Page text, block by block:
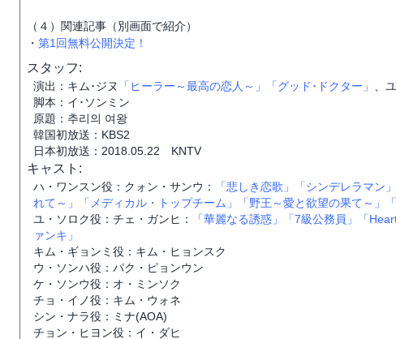
（４）関連記事（別画面で紹介）
・ 第1回無料公開決定！
スタッフ:
演出：キム･ジヌ 「ヒーラー～最高の恋人～」 「グッド･ドクター」
、
脚本：イ･ソンミン
原題：추리의 여왕
韓国初放送：KBS2
日本初放送：2018.05.22 KNTV
キャスト:
ハ・ワンスン役：クォン・サンウ： 「悲しき恋歌」 「シンデレラマン」
れて～」
「メディカル・トップチーム」 「野王～愛と欲望の果て～」
ユ・ソロク役：チェ・ガンヒ：
「華麗なる誘惑」 「7級公務員」 「
ァンキ」
キム・ギョンミ役：キム・ヒョンスク
ウ・ソンハ役：パク・ピョンウン
ケ・ソンウ役：オ・ミンソク
チョ・イノ役：キム・ウォネ
シン・ナラ役：ミナ(AOA)
チョン・ヒヨン役：イ・ダヒ